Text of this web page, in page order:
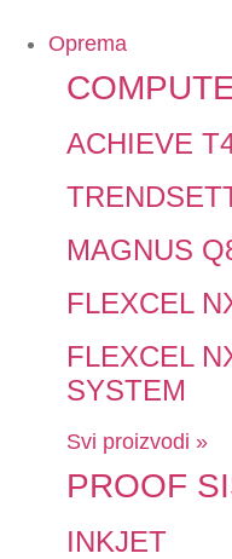
Oprema
ACHIEVE
MAGNUS
FLEXCEL
FLEXCEL
SYSTEM
Svi proizvodi »
PROOF
INKJET